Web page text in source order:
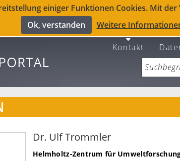
einiger Funktionen Cookies. Mit
Ok, verstanden
Weitere
Kontakt
Dr. Ulf Trommler
Helmholtz-Zentrum für